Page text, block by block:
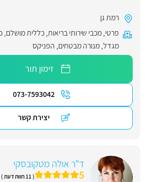
רמת גן
פרטי,מכבי שירותי בריאות,כללית מושלם,
מגדל,מנורה מבטחים, הפניקס
זימון תור
073-7593042
יצירת קשר
ד"ר אולה מטקובסקי
5 ( 11 חוות דעת )